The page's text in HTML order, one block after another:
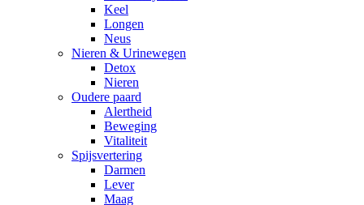
Keel
Longen
Neus
Nieren & Urinewegen
Detox
Nieren
Oudere paard
Alertheid
Beweging
Vitaliteit
Spijsvertering
Darmen
Lever
Maag